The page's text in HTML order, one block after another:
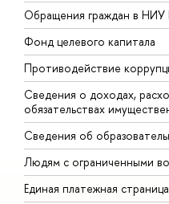
Обращения граждан в
Фонд целевого капитала
Противодействие
Сведения о доходах,
обязательствах
Сведения об
Людям с ограниченными
Единая платежная страница